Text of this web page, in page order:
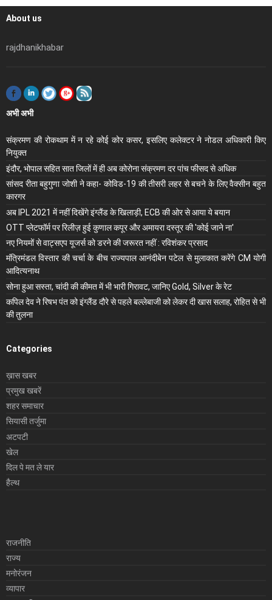
About us
rajdhanikhabar
अभी अभी
संक्रमण की रोकथाम में न रहे कोई कोर कसर, इसलिए कलेक्‍टर ने नोडल अधिकारी किए
नियुक्‍त
इंदौर, भोपाल सहित सात जिलों में ही अब कोरोना संक्रमण दर पांच फीसद से अधिक
सांसद रीता बहुगुणा जोशी ने कहा- कोविड-19 की तीसरी लहर से बचने के लिए वैक्सीन बहुत
कारगर
अब IPL 2021 में नहीं दिखेंगे इंग्लैंड के खिलाड़ी, ECB की ओर से आया ये बयान
OTT प्लेटफॉर्म पर रिलीज़ हुई कुणाल कपूर और अमायरा दस्तूर की 'कोई जाने ना'
नए नियमों से वाट्सएप यूजर्स को डरने की जरूरत नहीं : रविशंकर प्रसाद
मंंत्रिमंडल विस्तार की चर्चा के बीच राज्यपाल आनंदीबेन पटेल से मुलाकात करेंगे CM योगी
आदित्यनाथ
सोना हुआ सस्ता, चांदी की कीमत में भी भारी गिरावट, जानिए Gold, Silver के रेट
कपिल देव ने रिषभ पंत को इंग्लैंड दौरे से पहले बल्लेबाजी को लेकर दी खास सलाह, रोहित से भी
की तुलना
Categories
ख़ास खबर
प्रमुख खबरें
शहर समाचार
सियासी तर्जुमा
अटपटी
खेल
दिल पे मत ले यार
हैल्थ
राजनीति
राज्य
मनोरंजन
व्यापार